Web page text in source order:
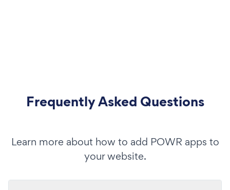
Frequently Asked Questions
Learn more about how to add POWR apps to
your website.